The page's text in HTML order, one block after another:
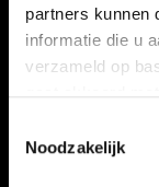
partners kunnen
informatie die u
verzameld op
Noodzakelijk
NIEUWS
KALENDER
ACTIVITEITEN